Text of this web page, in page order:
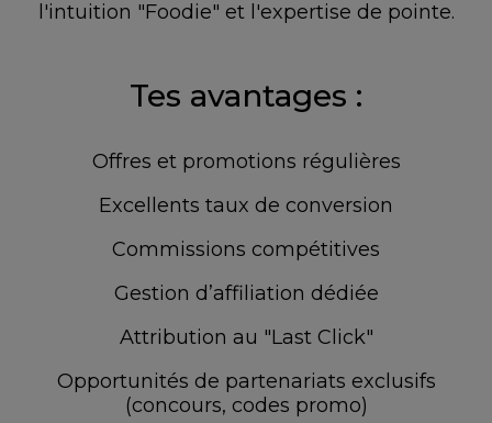
l'intuition "Foodie" et l'expertise de pointe.
Tes avantages :
Offres et promotions régulières
Excellents taux de conversion
Commissions compétitives
Gestion d’affiliation dédiée
Attribution au "Last Click"
Opportunités de partenariats exclusifs
(concours, codes promo)